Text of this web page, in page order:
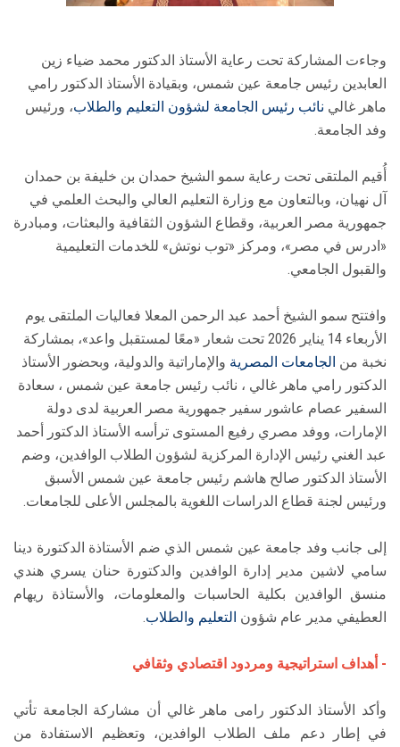
وجاءت المشاركة تحت رعاية الأستاذ الدكتور محمد ضياء زين
العابدين رئيس جامعة عين شمس، وبقيادة الأستاذ الدكتور رامي
ماهر غالي نائب رئيس الجامعة لشؤون التعليم والطلاب، ورئيس
وفد الجامعة.
أُقيم الملتقى تحت رعاية سمو الشيخ حمدان بن خليفة بن حمدان
آل نهيان، وبالتعاون مع وزارة التعليم العالي والبحث العلمي في
جمهورية مصر العربية، وقطاع الشؤون الثقافية والبعثات، ومبادرة
«ادرس في مصر»، ومركز «توب نوتش» للخدمات التعليمية
والقبول الجامعي.
وافتتح سمو الشيخ أحمد عبد الرحمن المعلا فعاليات الملتقى يوم
الأربعاء 14 يناير 2026 تحت شعار «معًا لمستقبل واعد»، بمشاركة
نخبة من الجامعات المصرية والإماراتية والدولية، وبحضور الأستاذ
الدكتور رامي ماهر غالي ، نائب رئيس جامعة عين شمس ، سعادة
السفير عصام عاشور سفير جمهورية مصر العربية لدى دولة
الإمارات، ووفد مصري رفيع المستوى ترأسه الأستاذ الدكتور أحمد
عبد الغني رئيس الإدارة المركزية لشؤون الطلاب الوافدين، وضم
الأستاذ الدكتور صالح هاشم رئيس جامعة عين شمس الأسبق
ورئيس لجنة قطاع الدراسات اللغوية بالمجلس الأعلى للجامعات.
إلى جانب وفد جامعة عين شمس الذي ضم الأستاذة الدكتورة دينا
سامي لاشين مدير إدارة الوافدين والدكتورة حنان يسري هندي
منسق الوافدين بكلية الحاسبات والمعلومات، والأستاذة ريهام
العطيفي مدير عام شؤون التعليم والطلاب.
- أهداف استراتيجية ومردود اقتصادي وثقافي
وأكد الأستاذ الدكتور رامى ماهر غالي أن مشاركة الجامعة تأتي
في إطار دعم ملف الطلاب الوافدين، وتعظيم الاستفادة من